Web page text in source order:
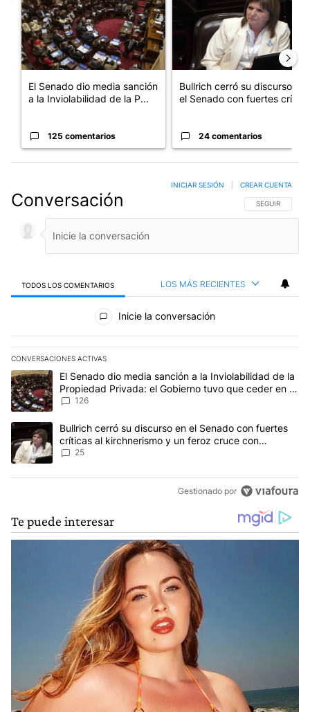
El Senado dio media sanción
a la Inviolabilidad de la P...
125 comentarios
Bullrich cerró su discurso en
el Senado con fuertes crí...
24 comentarios
Conversación SIGA ESTA
SEGUIR
INICIAR SESIÓN CREAR CUENTA
TODOS LOS COMENTARIOS LOS MÁS RECIENTES
Todos los comentarios
Inicie la conversación
CONVERSACIONES ACTIVAS
Este listado muestra los artículos con más comentarios en los
Un artículo de tendencia con el título "El Senado dio media
El Senado dio media sanción a la Inviolabilidad de la
Propiedad Privada: el Gobierno tuvo que ceder en la
Ley del Manejo del Fuego
126
Un artículo de tendencia con el título "Bullrich cerró su discurso
Bullrich cerró su discurso en el Senado con fuertes
críticas al kirchnerismo y un feroz cruce con
Capitanich al que le gritó “¡cállate!”
25
Gestionado por